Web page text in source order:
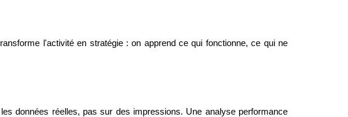
l'activité en stratégie : on apprend ce qui fonctionne, ce qui ne
données réelles, pas sur des impressions. Une analyse performance